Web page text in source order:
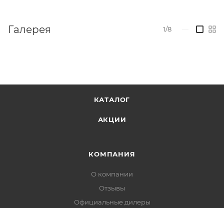
Галерея 1/8
КАТАЛОГ
АКЦИИ
КОМПАНИЯ
О компании
Отзывы
Официальные дилеры